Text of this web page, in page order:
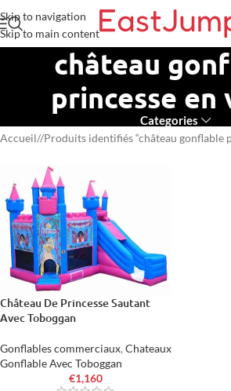
Skip to navigation
Skip to main content
château
princesse en
Categories
Accueil/ Produits identifiés “château gonflable
Château De Princesse Sautant
Avec Toboggan
Gonflables commerciaux, Chateaux
Gonflable Avec Toboggan
€1,160